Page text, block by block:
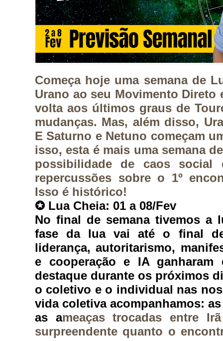
Começa hoje uma semana de
Urano ao seu Movimento Direto
volta aos últimos graus de
mudanças. Mas, além disso,
E Saturno e Netuno começam
isso, esta é mais uma semana
possibilidade de caos social
repercussões sobre o 1º
Isso é histórico!
✪ Lua Cheia: 01 a 08/Fev
No final de semana tivemos a
fase da lua vai até o final
liderança, autoritarismo,
e cooperação e IA ganharam
destaque durante os próximos
o coletivo e o individual nas
vida coletiva acompanhamos:
as ameaças trocadas entre
surpreendente quanto o e